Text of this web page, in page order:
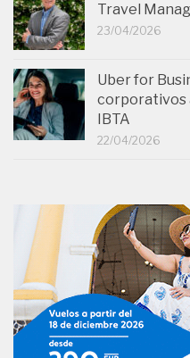
Travel
23/04/2026
Uber for
corporativos
IBTA
22/04/2026